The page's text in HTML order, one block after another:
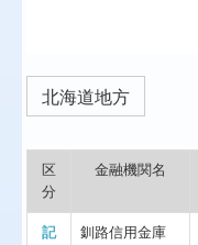
北海道地方
区
分
金融機関名
記
釧路信用金庫